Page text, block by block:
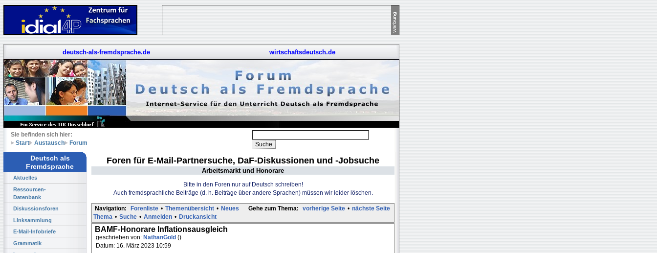
deutsch-als-fremdsprache.de wirtschaftsdeutsch.de
Sie befinden sich hier:
Start
Austausch Forum
Deutsch als
Fremdsprache
Aktuelles
Ressourcen-
Datenbank
Diskussionsforen
Linksammlung
E-Mail-Infobriefe
Grammatik
Foren für E-Mail-Partnersuche, DaF-Diskussionen und -Jobsuche
Arbeitsmarkt und Honorare
Bitte in den Foren nur auf Deutsch schreiben!
Auch fremdsprachliche Beiträge (d. h. Beiträge über andere Sprachen) müssen wir leider löschen.
Gehe zum Thema: vorherige Seite • nächste Seite
Navigation: Forenliste • Themenübersicht • Neues
Thema • Suche • Anmelden • Druckansicht
BAMF-Honorare Inflationsausgleich
geschrieben von: NathanGold ()
Datum: 16. März 2023 10:59